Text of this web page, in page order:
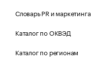
Словарь PR и маркетинга
Каталог по ОКВЭД
Каталог по регионам